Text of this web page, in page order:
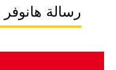
رسالة هانوفر 2023